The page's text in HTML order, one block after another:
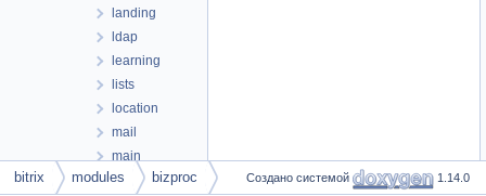
landing
ldap
learning
lists
location
mail
main
messageservice
bitrix modules bizproc Создано системой 1.14.0